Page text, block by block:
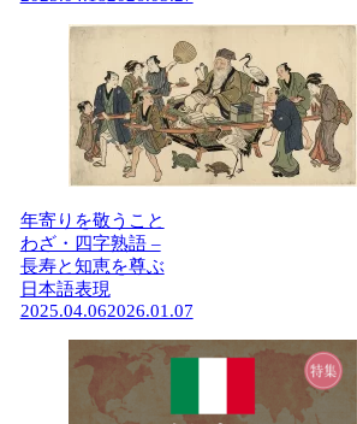
年寄りを敬うこと
わざ・四字熟語 –
長寿と知恵を尊ぶ
日本語表現
2025.04.062026.01.07